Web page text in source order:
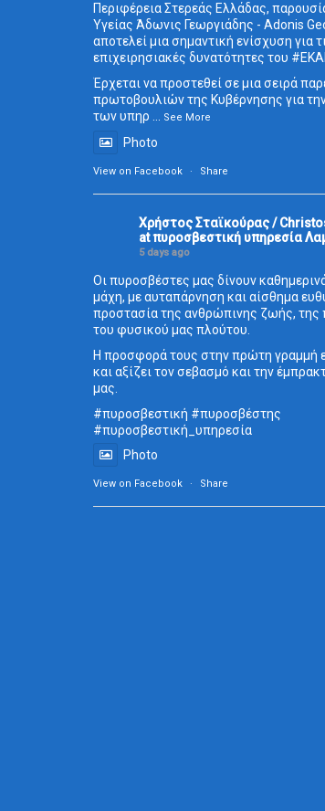
Περιφέρεια Στερεάς Ελλάδας,
Υγείας Άδωνις Γεωργιάδης - Adonis
αποτελεί μια σημαντική ενίσχυση για
επιχειρησιακές δυνατότητες του
Έρχεται να προστεθεί σε μια σειρά
πρωτοβουλιών της Κυβέρνησης για
των υπηρ
See More
Photo
View on Facebook · Share
Χρήστος Σταϊκούρας /
at πυροσβεστική υπηρεσία
5 days ago
Οι πυροσβέστες μας δίνουν
μάχη, με αυταπάρνηση και αίσθημα
προστασία της ανθρώπινης ζωής, της
του φυσικού μας πλούτου.
Η προσφορά τους στην πρώτη γραμμή
και αξίζει τον σεβασμό και την
μας.
#πυροσβεστική #πυροσβέστης
#πυροσβεστική_ υπηρεσία
Photo
View on Facebook · Share